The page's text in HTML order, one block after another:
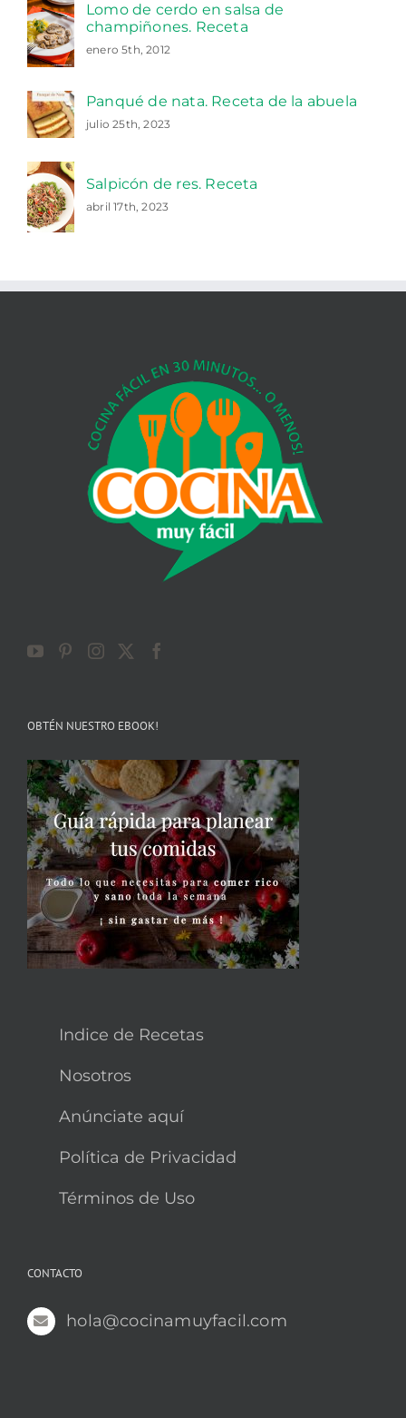
Lomo de cerdo en salsa de
champiñones. Receta
enero 5th, 2012
Panqué de nata. Receta de la abuela
julio 25th, 2023
Salpicón de res. Receta
abril 17th, 2023
OBTÉN NUESTRO EBOOK!
Indice de Recetas
Nosotros
Anúnciate aquí
Política de Privacidad
Términos de Uso
CONTACTO
hola@cocinamuyfacil.com